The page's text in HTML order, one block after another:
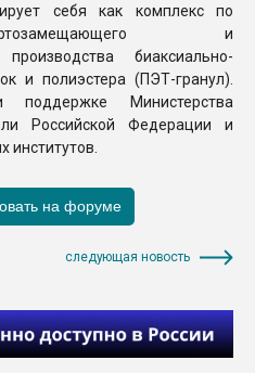
себя как комплекс по
и
производства биаксиально-
и полиэстера (ПЭТ-гранул).
поддержке Министерства
Российской Федерации и
институтов.
следующая новость